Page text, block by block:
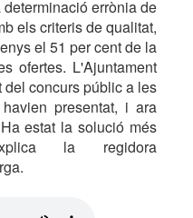
errònia de
els criteris de qualitat,
el 51 per cent de la
ofertes. L'Ajuntament
concurs públic a les
presentat, i ara
estat la solució més
la regidora